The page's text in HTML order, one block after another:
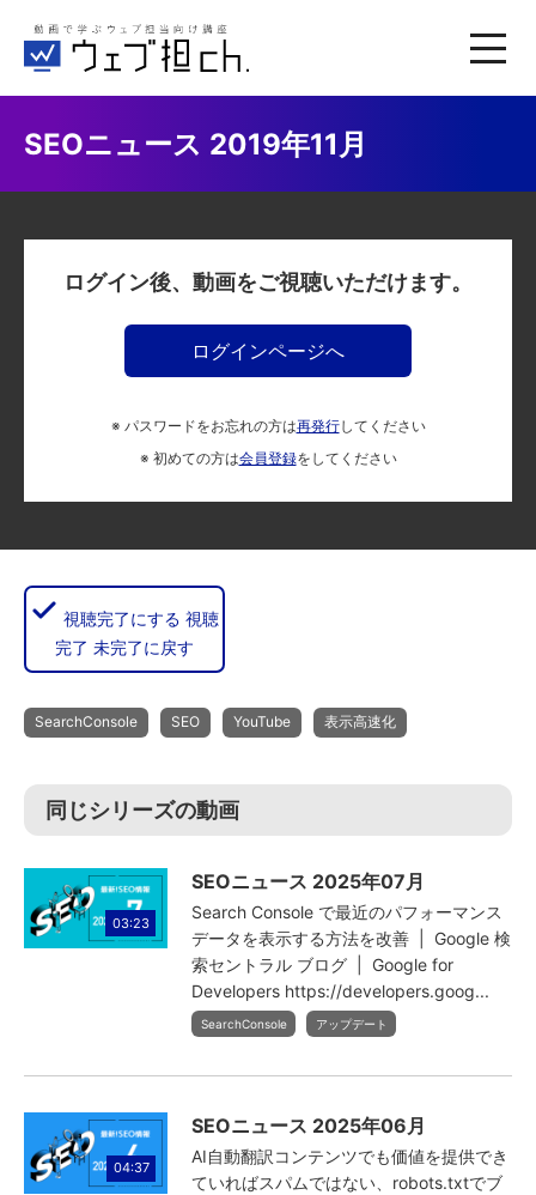
SEOニュース 2019年11月
ログイン後、動画をご視聴いただけます。
ログインページへ
※ パスワードをお忘れの方は再発行してください
※ 初めての方は会員登録をしてください
視聴完了にする 視聴
完了 未完了に戻す
SearchConsole SEO YouTube 表示高速化
同じシリーズの動画
03:23
SEOニュース 2025年07月
Search Console で最近のパフォーマンス
データを表示する方法を改善 | Google 検
索セントラル ブログ | Google for
Developers https://developers.goog...
SearchConsole アップデート
04:37
SEOニュース 2025年06月
AI自動翻訳コンテンツでも価値を提供でき
ていればスパムではない、robots.txtでブ